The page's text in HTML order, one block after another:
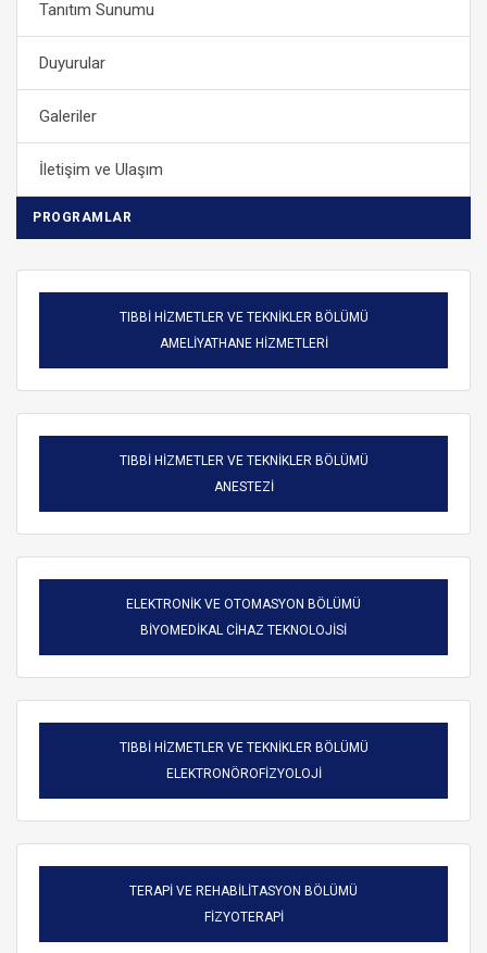
Tanıtım Sunumu
Duyurular
Galeriler
İletişim ve Ulaşım
PROGRAMLAR
TIBBİ HİZMETLER VE TEKNİKLER BÖLÜMÜ
AMELİYATHANE HİZMETLERİ
TIBBİ HİZMETLER VE TEKNİKLER BÖLÜMÜ
ANESTEZİ
ELEKTRONİK VE OTOMASYON BÖLÜMÜ
BİYOMEDİKAL CİHAZ TEKNOLOJİSİ
TIBBİ HİZMETLER VE TEKNİKLER BÖLÜMÜ
ELEKTRONÖROFİZYOLOJİ
TERAPİ VE REHABİLİTASYON BÖLÜMÜ
FİZYOTERAPİ